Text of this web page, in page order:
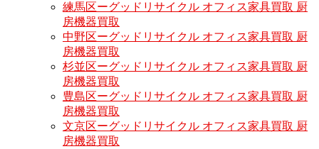
練馬区ーグッドリサイクル オフィス家具買取 厨
房機器買取
中野区ーグッドリサイクル オフィス家具買取 厨
房機器買取
杉並区ーグッドリサイクル オフィス家具買取 厨
房機器買取
豊島区ーグッドリサイクル オフィス家具買取 厨
房機器買取
文京区ーグッドリサイクル オフィス家具買取 厨
房機器買取